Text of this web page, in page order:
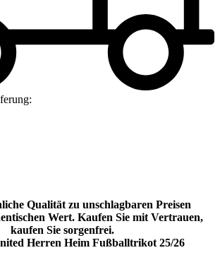
Qualität zu unschlagbaren Preisen
Wert. Kaufen Sie mit Vertrauen,
kaufen Sie sorgenfrei.
Herren Heim Fußballtrikot 25/26